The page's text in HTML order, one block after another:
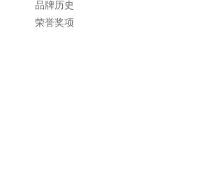
品牌历史
荣誉奖项